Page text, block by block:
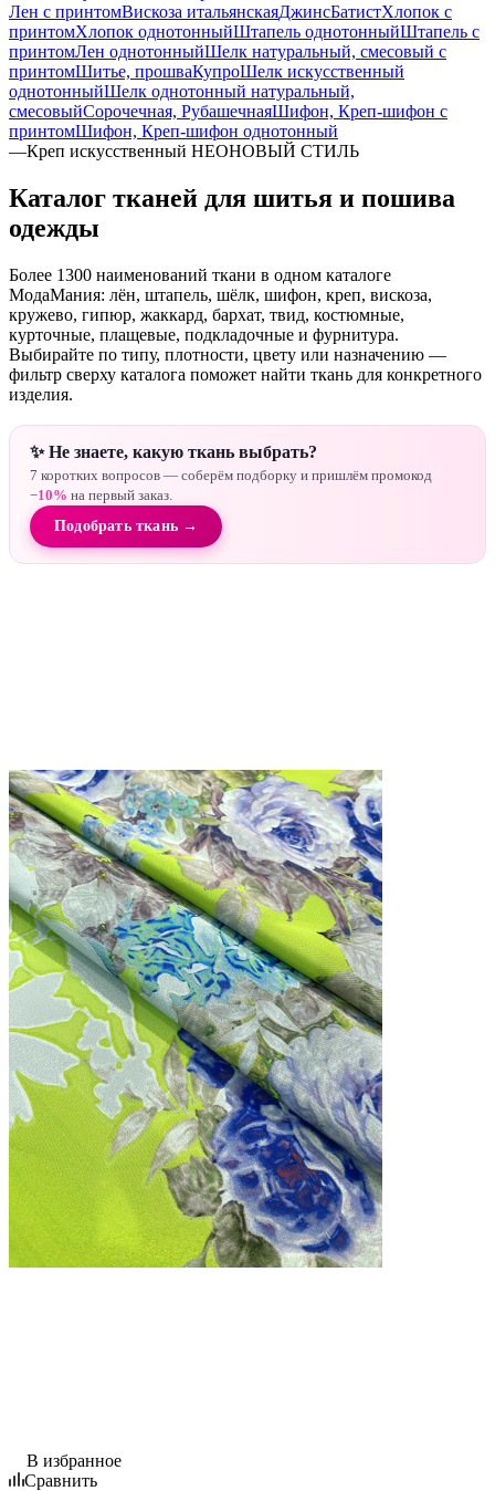
Лен с принтомВискоза итальянскаяДжинсБатистХлопок с
принтомХлопок однотонныйШтапель однотонныйШтапель с
принтомЛен однотонныйШелк натуральный, смесовый с
принтомШитье, прошваКупроШелк искусственный
однотонныйШелк однотонный натуральный,
смесовыйСорочечная, РубашечнаяШифон, Креп-шифон с
принтомШифон, Креп-шифон однотонный
—Креп искусственный НЕОНОВЫЙ СТИЛЬ
Каталог тканей для шитья и пошива
одежды
Более 1300 наименований ткани в одном каталоге
МодаМания: лён, штапель, шёлк, шифон, креп, вискоза,
кружево, гипюр, жаккард, бархат, твид, костюмные,
курточные, плащевые, подкладочные и фурнитура.
Выбирайте по типу, плотности, цвету или назначению —
фильтр сверху каталога поможет найти ткань для конкретного
изделия.
✨ Не знаете, какую ткань выбрать?
7 коротких вопросов — соберём подборку и пришлём промокод
−10% на первый заказ.
Подобрать ткань →
В избранное
Сравнить